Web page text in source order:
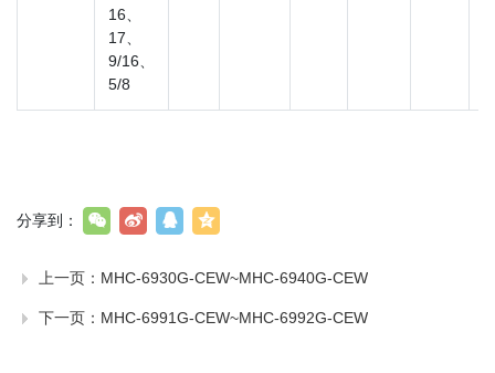
16、
17、
9/16、
5/8
上一页： MHC-6930G-CEW~MHC-6940G-CEW
下一页： MHC-6991G-CEW~MHC-6992G-CEW
分享到：